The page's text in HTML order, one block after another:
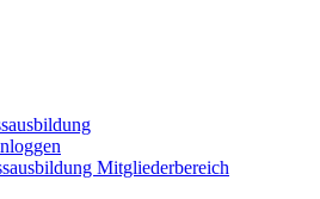
Mitgliederbereich